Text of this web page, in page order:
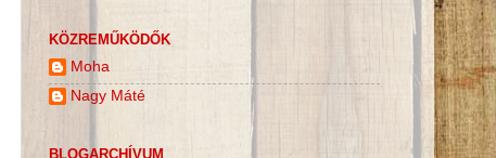
KÖZREMŰKÖDŐK
Moha
Nagy Máté
BLOGARCHÍVUM